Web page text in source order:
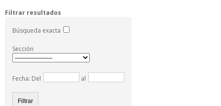
Filtrar resultados
Búsqueda exacta
Sección
Fecha: Del al